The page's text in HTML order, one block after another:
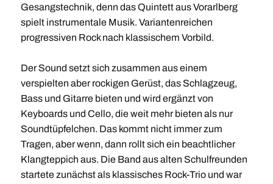
Gesangstechnik, denn das Quintett aus Vorarlberg
spielt instrumentale Musik. Variantenreichen
progressiven Rock nach klassischem Vorbild.
Der Sound setzt sich zusammen aus einem
verspielten aber rockigen Gerüst, das Schlagzeug,
Bass und Gitarre bieten und wird ergänzt von
Keyboards und Cello, die weit mehr bieten als nur
Soundtüpfelchen. Das kommt nicht immer zum
Tragen, aber wenn, dann rollt sich ein beachtlicher
Klangteppich aus. Die Band aus alten Schulfreunden
startete zunächst als klassisches Rock-Trio und war